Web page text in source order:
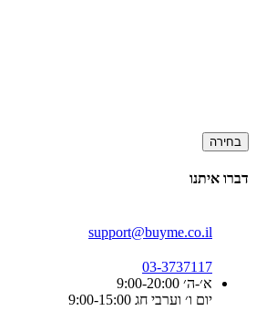
בחירה
דברו איתנו
support@buyme.co.il
03-3737117
א׳-ה׳ 9:00-20:00
יום ו׳ וערבי חג 9:00-15:00